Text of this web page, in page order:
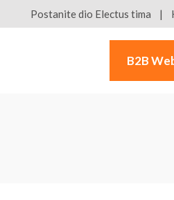
Postanite dio Electus tima
B2B